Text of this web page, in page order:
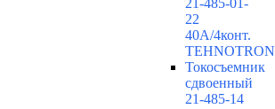
21-485-01-
22
40А/4конт.
TEHNOTRON
Токосъемник
сдвоенный
21-485-14